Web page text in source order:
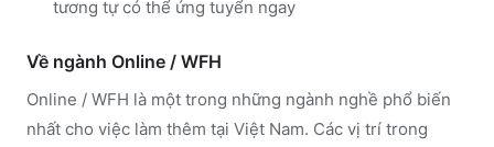
tương tự có thể ứng tuyển ngay
Về ngành Online / WFH
Online / WFH là một trong những ngành nghề phổ biến
nhất cho việc làm thêm tại Việt Nam. Các vị trí trong